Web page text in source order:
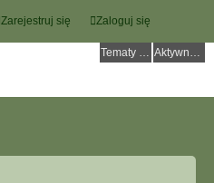
Zaloguj się
Zarejestruj się
Tematy bez odpowiedzi Aktywne tematy